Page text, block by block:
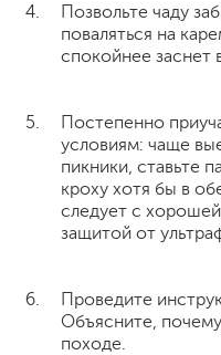
Позвольте чаду
поваляться на
спокойнее заснет
Постепенно
условиям: чаще
пикники, ставьте
кроху хотя бы в
следует с
защитой от
Проведите
Объясните,
походе.